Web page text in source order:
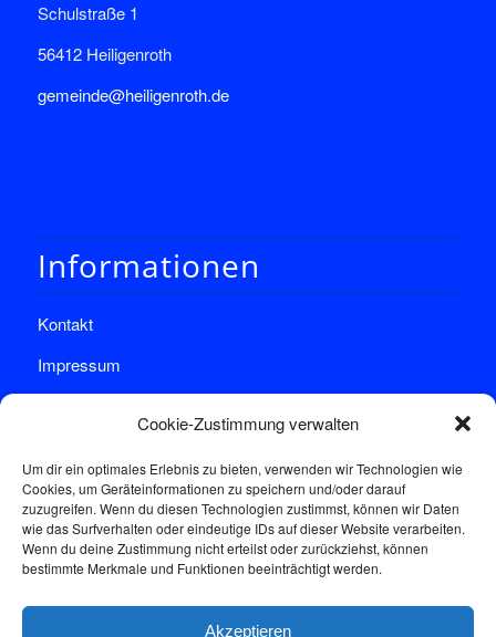
Cookie-Zustimmung verwalten
Um dir ein optimales Erlebnis zu bieten, verwenden wir Technologien wie
Cookies, um Geräteinformationen zu speichern und/oder darauf
zuzugreifen. Wenn du diesen Technologien zustimmst, können wir Daten
wie das Surfverhalten oder eindeutige IDs auf dieser Website verarbeiten.
Wenn du deine Zustimmung nicht erteilst oder zurückziehst, können
bestimmte Merkmale und Funktionen beeinträchtigt werden.
Akzeptieren
Schulstraße 1
56412 Heiligenroth
gemeinde@heiligenroth.de
Informationen
Kontakt
Impressum
Sprechstunde